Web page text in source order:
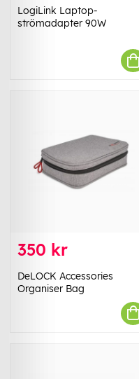
LogiLink Laptop-
strömadapter 90W
350 kr
DeLOCK Accessories
Organiser Bag